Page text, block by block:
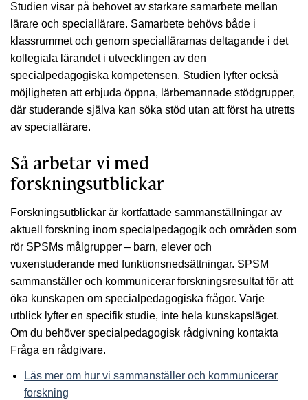
Studien visar på behovet av starkare samarbete mellan
lärare och speciallärare. Samarbete behövs både i
klassrummet och genom speciallärarnas deltagande i det
kollegiala lärandet i utvecklingen av den
specialpedagogiska kompetensen. Studien lyfter också
möjligheten att erbjuda öppna, lärbemannade stödgrupper,
där studerande själva kan söka stöd utan att först ha utretts
av speciallärare.
Så arbetar vi med
forskningsutblickar
Forskningsutblickar är kortfattade sammanställningar av
aktuell forskning inom specialpedagogik och områden som
rör SPSMs målgrupper – barn, elever och
vuxenstuderande med funktionsnedsättningar. SPSM
sammanställer och kommunicerar forskningsresultat för att
öka kunskapen om specialpedagogiska frågor. Varje
utblick lyfter en specifik studie, inte hela kunskapsläget.
Om du behöver specialpedagogisk rådgivning kontakta
Fråga en rådgivare.
Läs mer om hur vi sammanställer och kommunicerar
forskning